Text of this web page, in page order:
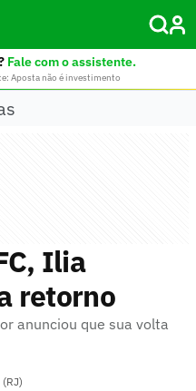
Fale com o assistente.
Aposta não é investimento
Ilia
retorno
anunciou que sua volta